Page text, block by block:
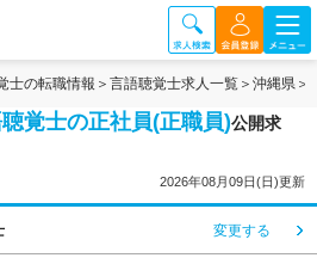
士の転職情報 言語聴覚士求人一覧 沖縄県
覚士の正社員(正職員)公開求
2026年08月09日(日)更新
変更する